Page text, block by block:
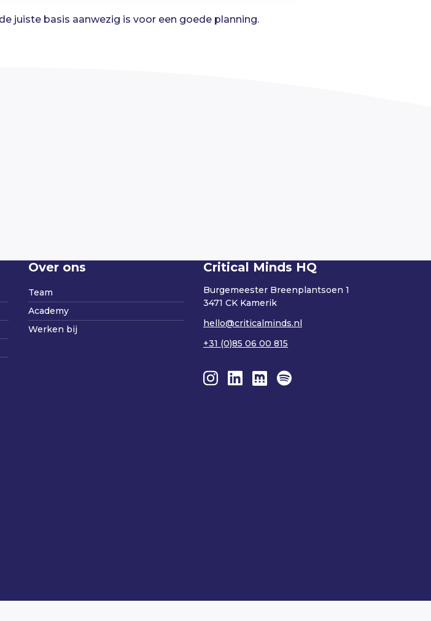
juiste basis aanwezig is voor een goede planning.
Over ons
Team
Academy
Werken bij
Critical Minds HQ
Burgemeester Breenplantsoen 1
3471 CK Kamerik
hello@criticalminds.nl
+31 (0)85 06 00 815